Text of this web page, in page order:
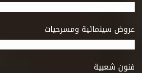
عروض سينمائية ومسرحيات
فنون شعبية